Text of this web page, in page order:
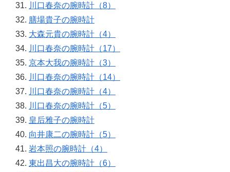
川口春奈の腕時計（8）
膳場貴子の腕時計
大森元貴の腕時計（4）
川口春奈の腕時計（17）
京本大我の腕時計（3）
川口春奈の腕時計（14）
川口春奈の腕時計（4）
川口春奈の腕時計（5）
皇后雅子の腕時計
向井康二の腕時計（5）
岩本照の腕時計（4）
東出昌大の腕時計（6）